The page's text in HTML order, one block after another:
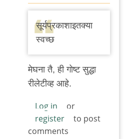
reply
to
खेद
वाटला.
काही
by
मेघना
सूर्यप्रकाशाइतक्या
स्वच्छ
मेघना तै, ही गोष्ट सुद्धा
रीलेटीव्ह आहे.
Log in
or
register
to post
comments